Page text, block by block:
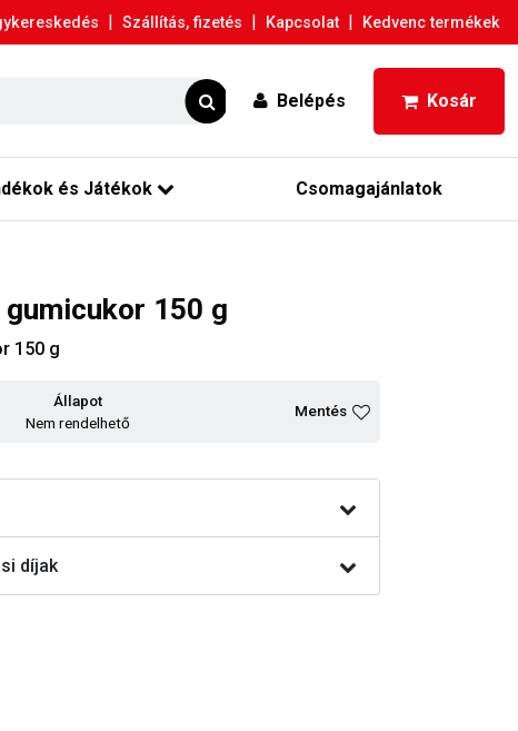
| Szállítás, fizetés | Kapcsolat | Kedvenc termékek
Belépés Kosár
és Játékok Csomagajánlatok
150 g
150 g
Állapot
Nem rendelhető
Mentés
díjak